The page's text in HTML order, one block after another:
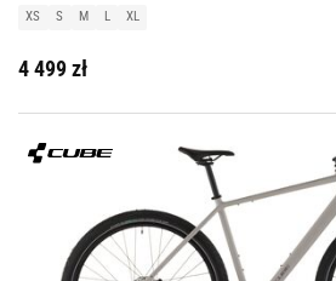
XS S M L XL
4 499 zł